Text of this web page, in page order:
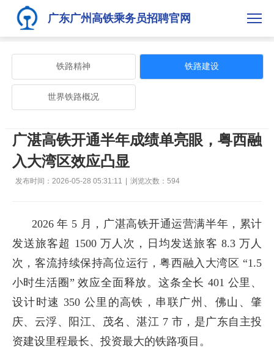
广东广州高铁乘务员招聘官网
铁路精神 铁路建设
世界铁路概况
广湛高铁开通半年成绩单亮眼，粤西融
入大湾区效应凸显
发布时间：2026-05-28 05:31:11 | 浏览次数： 594
2026 年 5 月，广湛高铁开通运营满半年，累计
发送旅客超 1500 万人次，日均发送旅客 8.3 万人
次，客流持续保持高位运行，粤西融入大湾区 “1.5
小时生活圈” 效应全面释放。这条全长 401 公里、
设计时速 350 公里的高铁，串联广州、佛山、肇
庆、云浮、阳江、茂名、湛江 7 市，是广东自主投
资建设里程最长、投资最大的铁路项目。